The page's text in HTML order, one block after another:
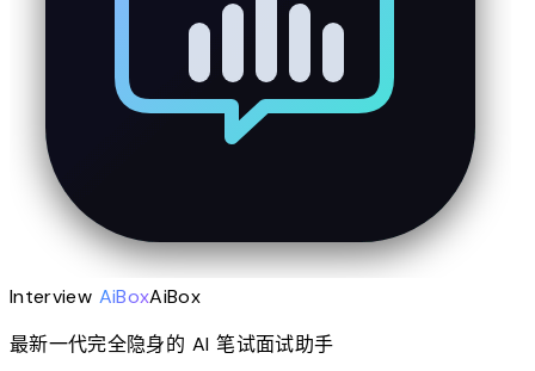
Interview AiBoxAiBox
最新一代完全隐身的 AI 笔试面试助手